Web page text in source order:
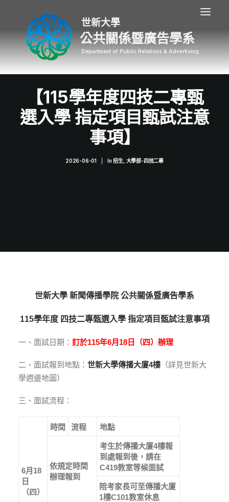
公共關係暨廣告學系
【115學年度四技二專甄
選入學 指定項目甄試注意
事項】
2026-06-01 In招生, 大學部-四技二專
世新大學 新聞傳播學院 公共關係暨廣告學系
115學年度 四技二專甄選入學 指定項目甄試注意事項
一、面試日期： 訂於115年6月18日（四）辦理
二、面試報到地點： 世新大學傳播大廈4樓 （詳見世新大
學週邊地圖）
三、面試流程：
6月18
日
（四）
時間 流程 地點
依規定時間
辦理報到
考生於傳播大廈4樓報
到處報到後，請在
C419教室等候面試
陪考家長可至傳播大廈
1樓C101教室休息